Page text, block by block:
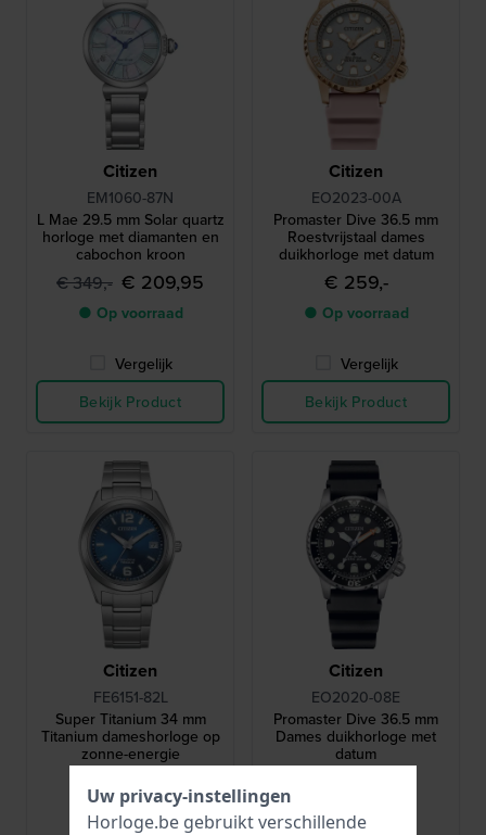
Citizen
EM1060-87N
L Mae 29.5 mm Solar quartz
horloge met diamanten en
cabochon kroon
€ 349,- € 209,95
● Op voorraad
Vergelijk
Bekijk Product
Citizen
EO2023-00A
Promaster Dive 36.5 mm
Roestvrijstaal dames
duikhorloge met datum
€ 259,-
● Op voorraad
Vergelijk
Bekijk Product
Citizen
FE6151-82L
Super Titanium 34 mm
Titanium dameshorloge op
zonne-energie
● Op voorraad
Citizen
EO2020-08E
Promaster Dive 36.5 mm
Dames duikhorloge met
datum
● Op voorraad
Uw privacy-instellingen
Horloge.be gebruikt verschillende